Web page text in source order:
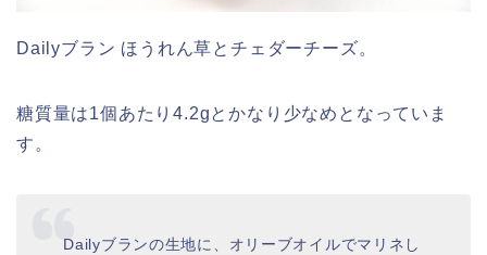
Dailyブラン ほうれん草とチェダーチーズ。
糖質量は1個あたり4.2gとかなり少なめとなっていま
す。
Dailyブランの生地に、オリーブオイルでマリネし